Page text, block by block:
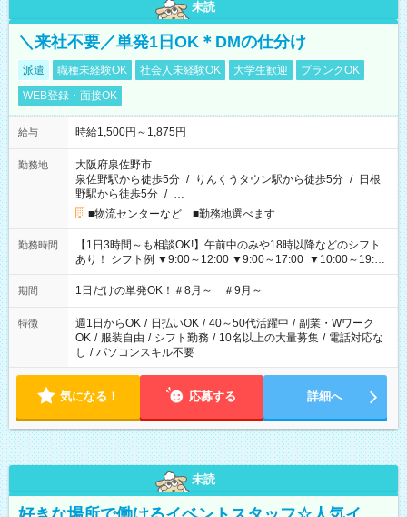
未読
＼来社不要／単発1日OK＊DMの仕分け
派遣 職種未経験OK 社会人未経験OK 大学生歓迎
ブランクOK
WEB登録・面接OK
給与 時給1,500円～1,875円
勤務地
大阪府泉佐野市
泉佐野駅から徒歩5分 / りんくうタウン駅から徒歩5分 / 日根
野駅から徒歩5分 / …
■物流センターなど ■勤務地選べます
勤務時間
【1日3時間～も相談OK!】午前中のみや18時以降などのシフト
あり！ シフト例 ▼9:00～12:00 ▼9:00～17:00 ▼10:00～19:00
▼18:00～21:00
期間 1日だけの単発OK！＃8月～ ＃9月～
特徴 週1日からOK / 日払いOK / 40～50代活躍中 / 副業・Wワーク
OK / 服装自由 / シフト勤務 / 10名以上の大量募集 / 電話対応な
し / パソコンスキル不要
気になる！ 応募する 詳細へ
未読